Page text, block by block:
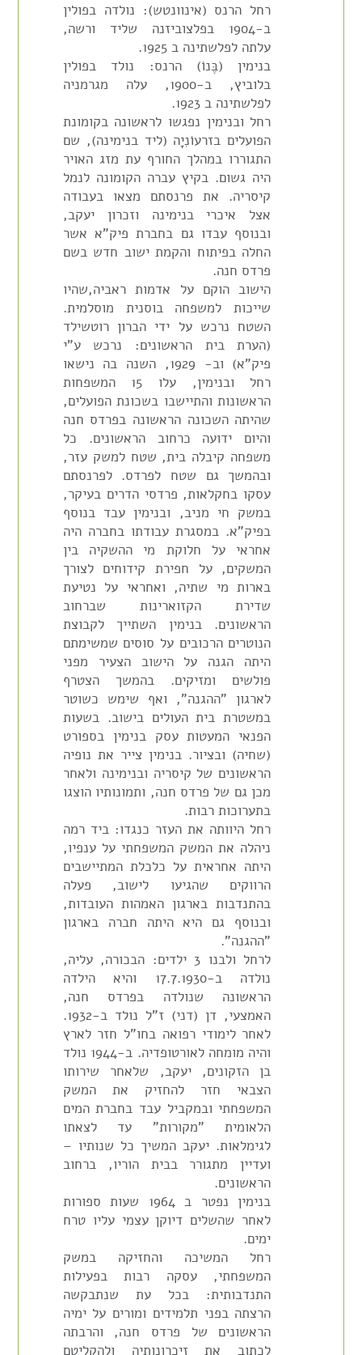
רחל הרנס (אינוונטש): נולדה בפולין
ב-1904 בפלצוביזנה שליד ורשה,
עלתה לפלשתינה ב 1925.
בנימין (בֶּנוֹ) הרנס: נולד בפולין
בלוביץ, ב-1900, עלה מגרמניה
לפלשתינה ב 1923.
רחל ובנימין נפגשו לראשונה בקומונת
הפועלים בזרעוֹנִיָה (ליד בנימינה), שם
התגוררו במהלך החורף עת מזג האויר
היה גשום. בקיץ עברה הקומונה לנמל
קיסריה. את פרנסתם מצאו בעבודה
אצל איכרי בנימינה וזכרון יעקב,
ובנוסף עבדו גם בחברת פיק"א אשר
החלה בפיתוח והקמת ישוב חדש בשם
פרדס חנה.
הישוב הוקם על אדמות ראביה,שהיו
שייכות למשפחה בוסנית מוסלמית.
השטח נרכש על ידי הברון רוטשילד
(הערת בית הראשונים: נרכש ע"י
פיק"א) וב- 1929, השנה בה נישאו
רחל ובנימין, עלו 15 המשפחות
הראשונות והתיישבו בשכונת הפועלים,
שהיתה השכונה הראשונה בפרדס חנה
והיום ידועה כרחוב הראשונים. כל
משפחה קיבלה בית, שטח למשק עזר,
ובהמשך גם שטח לפרדס. לפרנסתם
עסקו בחקלאות, פרדסי הדרים בעיקר,
במשק חי מניב, ובנימין עבד בנוסף
בפיק"א. במסגרת עבודתו בחברה היה
אחראי על חלוקת מי ההשקיה בין
המשקים, על חפירת קידוחים לצורך
בארות מי שתיה, ואחראי על נטיעת
שדירת הקזוארינות שברחוב
הראשונים. בנימין השתייך לקבוצת
הנוטרים הרכובים על סוסים שמשימתם
היתה הגנה על הישוב הצעיר מפני
פולשים ומזיקים. בהמשך הצטרף
לארגון "ההגנה", ואף שימש כשוטר
במשטרת בית העולים בישוב. בשעות
הפנאי המעטות עסק בנימין בספורט
(שחיה) ובציור. בנימין צייר את נופיה
הראשונים של קיסריה ובנימינה ולאחר
מכן גם של פרדס חנה, ותמונותיו הוצגו
בתערוכות רבות.
רחל היוותה את העזר כנגדו: ביד רמה
ניהלה את המשק המשפחתי על ענפיו,
היתה אחראית על כלכלת המתיישבים
הרווקים שהגיעו לישוב, פעלה
בהתנדבות בארגון האמהות העובדות,
ובנוסף גם היא היתה חברה בארגון
"ההגנה".
לרחל ולבנו 3 ילדים: הבכורה, עליה,
נולדה ב-17.7.1930 והיא הילדה
הראשונה שנולדה בפרדס חנה,
האמצעי, דן (דני) ז"ל נולד ב-1932.
לאחר לימודי רפואה בחו"ל חזר לארץ
והיה מומחה לאורטופדיה. ב-1944 נולד
בן הזקונים, יעקב, שלאחר שירותו
הצבאי חזר להחזיק את המשק
המשפחתי ובמקביל עבד בחברת המים
הלאומית "מקורות" עד לצאתו
לגימלאות. יעקב המשיך כל שנותיו –
ועדיין מתגורר בבית הוריו, ברחוב
הראשונים.
בנימין נפטר ב 1964 שעות ספורות
לאחר שהשלים דיוקן עצמי עליו טרח
ימים.
רחל המשיכה והחזיקה במשק
המשפחתי, עסקה רבות בפעילות
התנדבותית: בכל עת שנתבקשה
הרצתה בפני תלמידים ומורים על ימיה
הראשונים של פרדס חנה, והרבתה
לכתוב את זיכרונותיה ולהקליטם